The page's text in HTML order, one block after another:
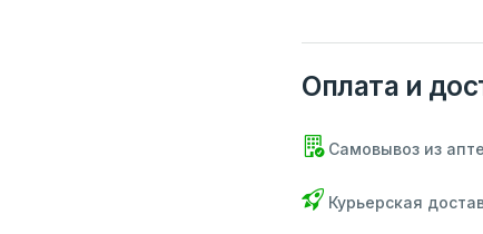
Оплата и
Самовывоз из
Курьерская